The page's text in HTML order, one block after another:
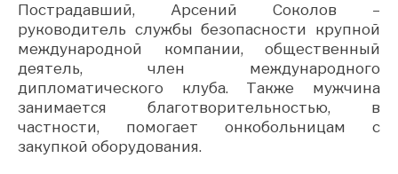
Пострадавший, Арсений Соколов –
руководитель службы безопасности крупной
международной компании, общественный
деятель, член международного
дипломатического клуба. Также мужчина
занимается благотворительностью, в
частности, помогает онкобольницам с
закупкой оборудования.